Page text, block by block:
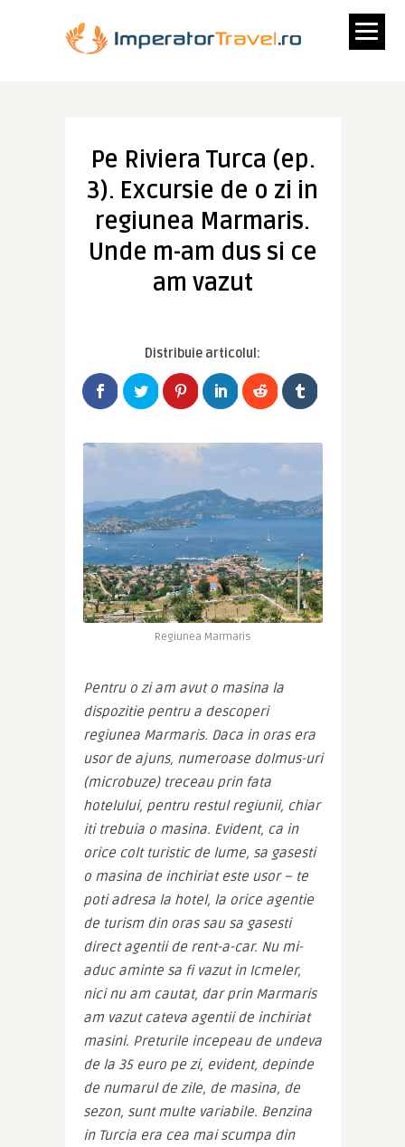
Pe Riviera Turca (ep.
3). Excursie de o zi in
regiunea Marmaris.
Unde m-am dus si ce
am vazut
Distribuie articolul:
Regiunea Marmaris
Pentru o zi am avut o masina la
dispozitie pentru a descoperi
regiunea Marmaris. Daca in oras era
usor de ajuns, numeroase dolmus-uri
(microbuze) treceau prin fata
hotelului, pentru restul regiunii, chiar
iti trebuia o masina. Evident, ca in
orice colt turistic de lume, sa gasesti
o masina de inchiriat este usor – te
poti adresa la hotel, la orice agentie
de turism din oras sau sa gasesti
direct agentii de rent-a-car. Nu mi-
aduc aminte sa fi vazut in Icmeler,
nici nu am cautat, dar prin Marmaris
am vazut cateva agentii de inchiriat
masini. Preturile incepeau de undeva
de la 35 euro pe zi, evident, depinde
de numarul de zile, de masina, de
sezon, sunt multe variabile. Benzina
in Turcia era cea mai scumpa din